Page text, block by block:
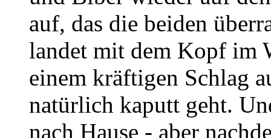
auf, das die beiden
landet mit dem Kopf im
einem kräftigen Schlag
natürlich kaputt geht.
nach Hause - aber